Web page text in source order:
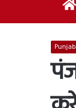
Punjab